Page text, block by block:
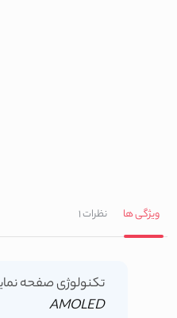
ویژگی ها نظرات1
تکنولوژی صفحه
AMOLED